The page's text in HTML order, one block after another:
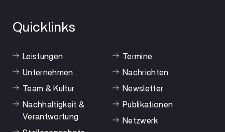
Quicklinks
Leistungen
Unternehmen
Team & Kultur
Nachhaltigkeit &
Verantwortung
Termine
Nachrichten
Newsletter
Publikationen
Netzwerk